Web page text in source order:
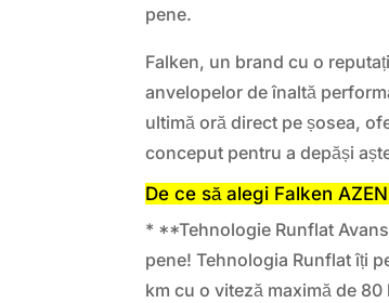
pene.
Falken, un brand cu o
anvelopelor de înaltă
ultimă oră direct pe șosea,
conceput pentru a depăși
De ce să alegi Falken
* **Tehnologie Runflat
pene! Tehnologia Runflat îți
km cu o viteză maximă de